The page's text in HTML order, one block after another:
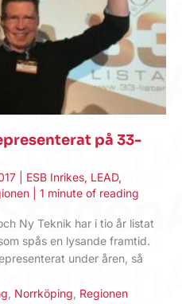
på 33-
ESB Inrikes, LEAD,
1 minute of reading
Ny Teknik har i tio år listat
spås en lysande framtid.
under åren, så
Norrköping Regionen